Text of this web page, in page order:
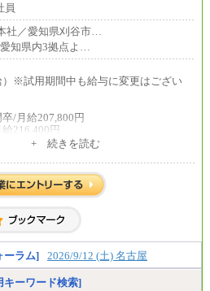
員
社／愛知県刈谷市…
愛知県内3拠点よ…
）※試用期間中も給与に変更はござい
卒/月給207,800円
給216,400円
大学卒の金額を最低額とし、経験・
給282,000円
おける、博士課程修了は大学卒(また
額を最低額とし、経験・能力を考慮の
基づき決定いたします。
+ 続きを読む
ーラム] 2026/9/12 (土) 名古屋
キーワード検索]